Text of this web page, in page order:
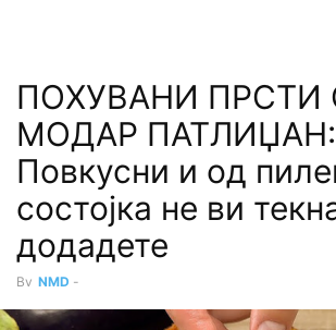
ПОХУВАНИ ПРСТИ
МОДАР ПАТЛИЏАН:
Повкусни и од
состојка не ви
додадете
By NMD -